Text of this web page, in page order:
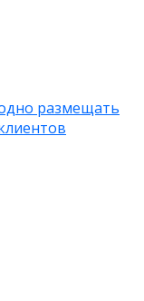
размещать